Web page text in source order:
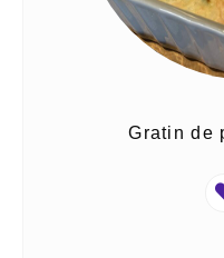
Gratin de